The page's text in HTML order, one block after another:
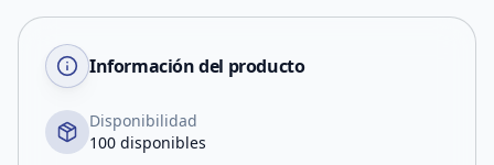
Información del producto
Disponibilidad
100 disponibles